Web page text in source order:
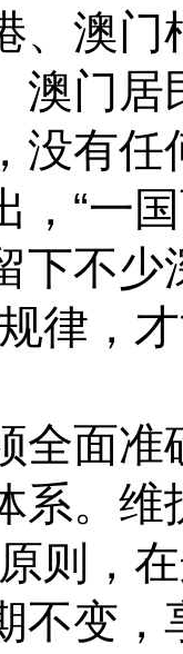
、澳
澳门
没有
“一国
下不少
律，
准确
系。维
则，
不变，